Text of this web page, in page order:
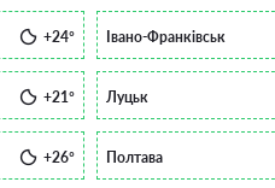
+24° Івано-Франківськ
+21° Луцьк
+26° Полтава